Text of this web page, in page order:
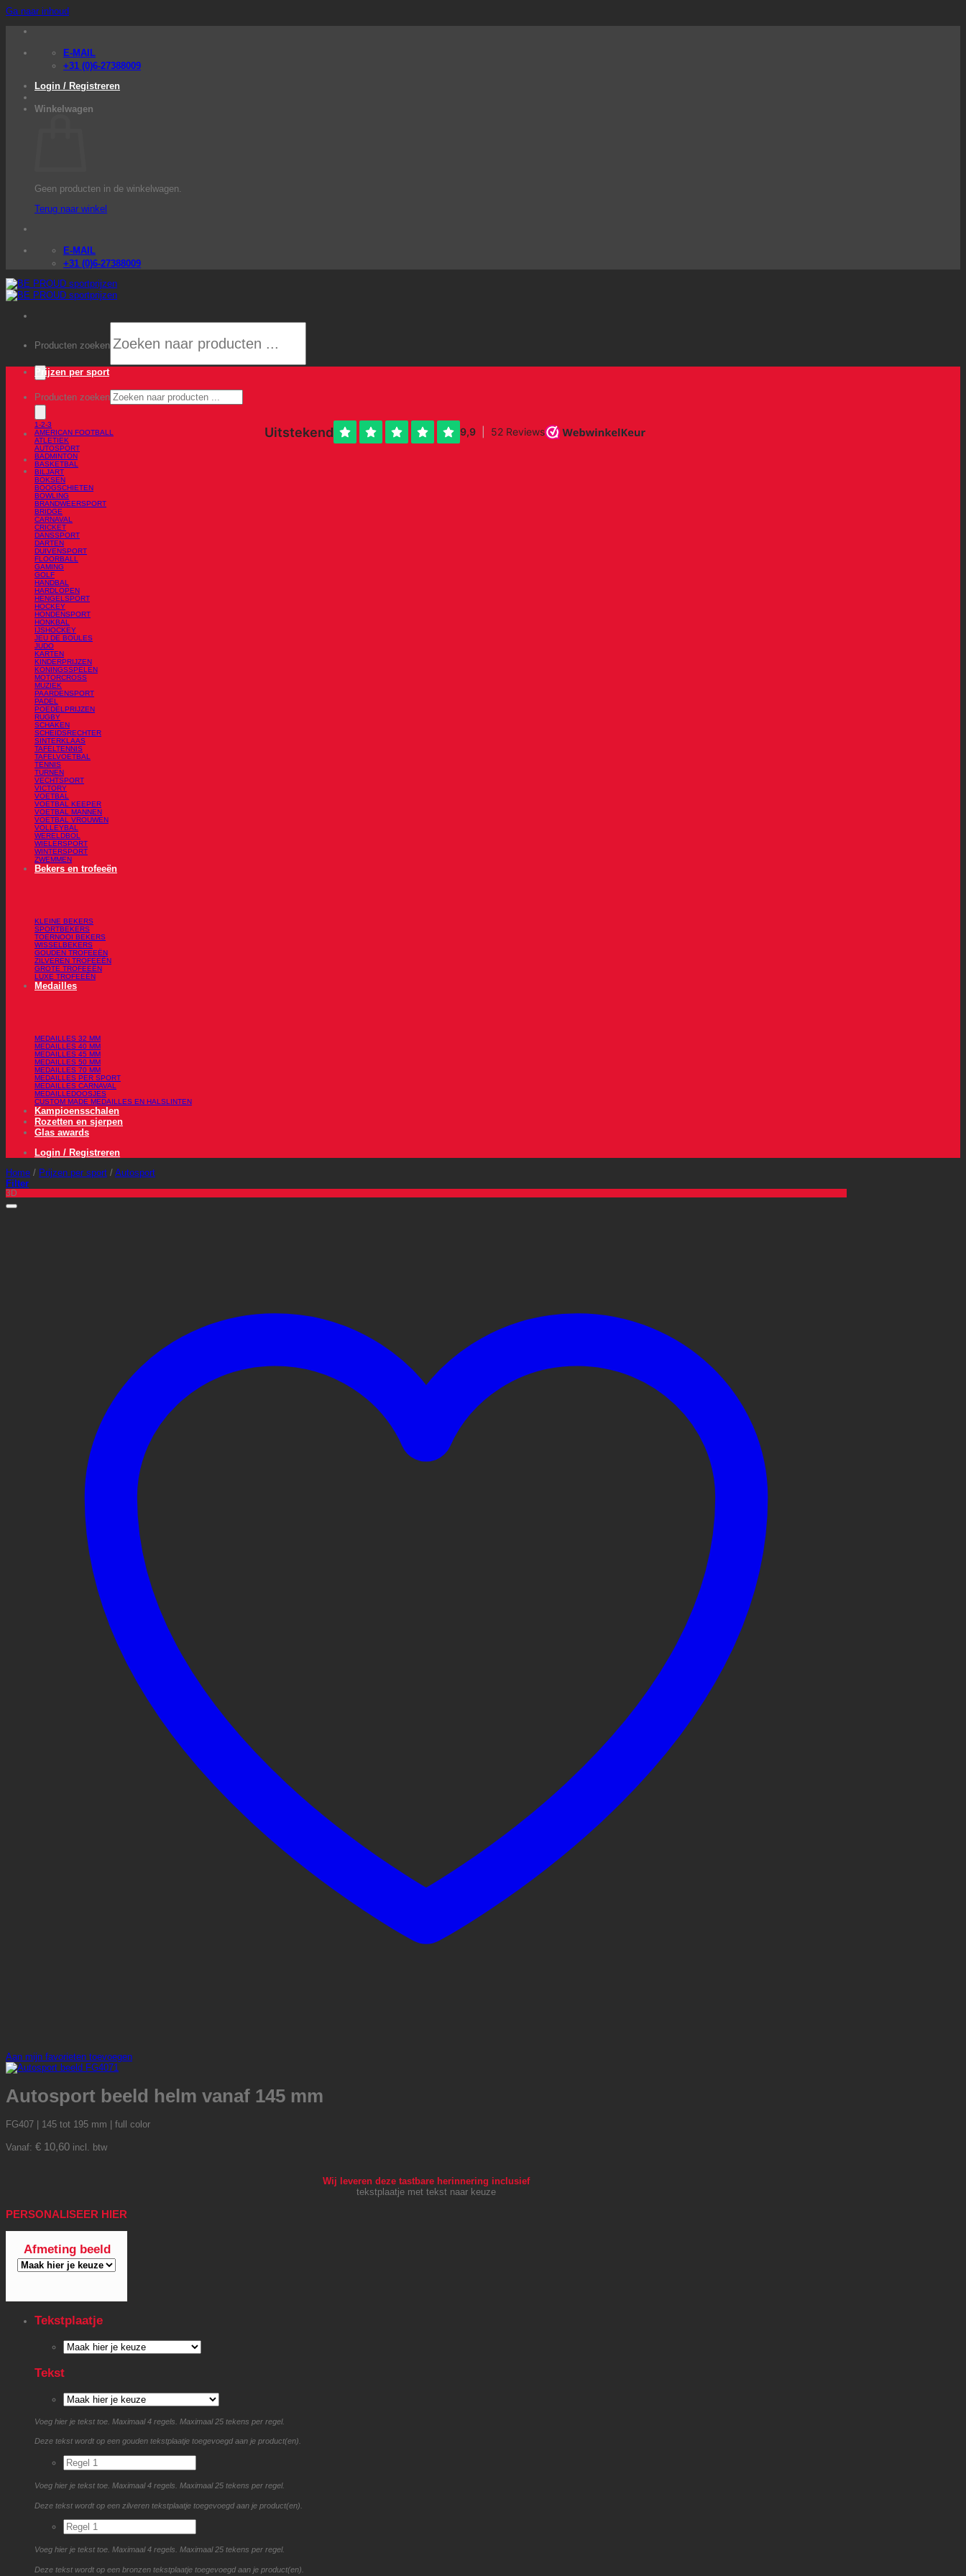
Ga naar inhoud
E-MAIL
+31 (0)6-27388009
Login / Registreren
Winkelwagen
Geen producten in de winkelwagen.
Terug naar winkel
E-MAIL
+31 (0)6-27388009
Producten zoeken
Producten zoeken
Prijzen per sport
1-2-3
AMERICAN FOOTBALL
ATLETIEK
AUTOSPORT
BADMINTON
BASKETBAL
BILJART
BOKSEN
BOOGSCHIETEN
BOWLING
BRANDWEERSPORT
BRIDGE
CARNAVAL
CRICKET
DANSSPORT
DARTEN
DUIVENSPORT
FLOORBALL
GAMING
GOLF
HANDBAL
HARDLOPEN
HENGELSPORT
HOCKEY
HONDENSPORT
HONKBAL
IJSHOCKEY
JEU DE BOULES
JUDO
KARTEN
KINDERPRIJZEN
KONINGSSPELEN
MOTORCROSS
MUZIEK
PAARDENSPORT
PADEL
POEDELPRIJZEN
RUGBY
SCHAKEN
SCHEIDSRECHTER
SINTERKLAAS
TAFELTENNIS
TAFELVOETBAL
TENNIS
TURNEN
VECHTSPORT
VICTORY
VOETBAL
VOETBAL KEEPER
VOETBAL MANNEN
VOETBAL VROUWEN
VOLLEYBAL
WERELDBOL
WIELERSPORT
WINTERSPORT
ZWEMMEN
Bekers en trofeeën
KLEINE BEKERS
SPORTBEKERS
TOERNOOI BEKERS
WISSELBEKERS
GOUDEN TROFEEËN
ZILVEREN TROFEEËN
GROTE TROFEEËN
LUXE TROFEEËN
Medailles
MEDAILLES 32 MM
MEDAILLES 40 MM
MEDAILLES 45 MM
MEDAILLES 50 MM
MEDAILLES 70 MM
MEDAILLES PER SPORT
MEDAILLES CARNAVAL
MEDAILLEDOOSJES
CUSTOM MADE MEDAILLES EN HALSLINTEN
Kampioensschalen
Rozetten en sjerpen
Glas awards
Login / Registreren
Home / Prijzen per sport / Autosport
Filter
3D
Aan mijn favorieten toevoegen
Autosport beeld helm vanaf 145 mm
FG407 | 145 tot 195 mm | full color
Vanaf: € 10,60 incl. btw
Wij leveren deze tastbare herinnering inclusief
tekstplaatje met tekst naar keuze
PERSONALISEER HIER
Afmeting beeld
Tekstplaatje
Tekst
Voeg hier je tekst toe. Maximaal 4 regels. Maximaal 25 tekens per regel.
Deze tekst wordt op een gouden tekstplaatje toegevoegd aan je product(en).
Voeg hier je tekst toe. Maximaal 4 regels. Maximaal 25 tekens per regel.
Deze tekst wordt op een zilveren tekstplaatje toegevoegd aan je product(en).
Voeg hier je tekst toe. Maximaal 4 regels. Maximaal 25 tekens per regel.
Deze tekst wordt op een bronzen tekstplaatje toegevoegd aan je product(en).